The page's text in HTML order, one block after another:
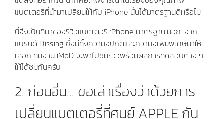
แบตเตอรี่ที่นำมาเปลี่ยนให้กับ iPhone นั้นได้มาตรฐานดีหรือไม่
นี่จึงเป็นที่มาของรีวิวแบตเตอรี่ iPhone มาตรฐาน มอก. จาก
แบรนด์ Dissing ซึ่งมีทั้งความจุปกติและความจุเพิ่มพิเศษมาให้
เลือก ทีมงาน iMoD จะพาไปชมรีวิวพร้อมผลการทดสอบต่าง ๆ
ให้ได้ชมกันครับ
2. ก่อนอื่น..​. ขอเล่าเรื่องว่าด้วยการ
เปลี่ยนแบตเตอรี่ที่ศูนย์ APPLE กัน